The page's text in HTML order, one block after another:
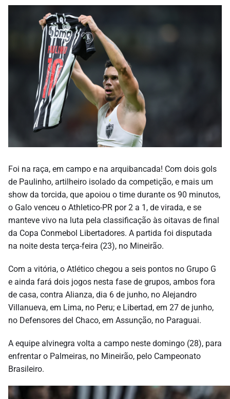
Foi na raça, em campo e na arquibancada! Com dois gols
de Paulinho, artilheiro isolado da competição, e mais um
show da torcida, que apoiou o time durante os 90 minutos,
o Galo venceu o Athletico-PR por 2 a 1, de virada, e se
manteve vivo na luta pela classificação às oitavas de final
da Copa Conmebol Libertadores. A partida foi disputada
na noite desta terça-feira (23), no Mineirão.
Com a vitória, o Atlético chegou a seis pontos no Grupo G
e ainda fará dois jogos nesta fase de grupos, ambos fora
de casa, contra Alianza, dia 6 de junho, no Alejandro
Villanueva, em Lima, no Peru; e Libertad, em 27 de junho,
no Defensores del Chaco, em Assunção, no Paraguai.
A equipe alvinegra volta a campo neste domingo (28), para
enfrentar o Palmeiras, no Mineirão, pelo Campeonato
Brasileiro.